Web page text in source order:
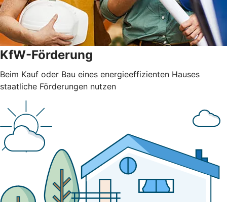
KfW-Förderung
Beim Kauf oder Bau eines energieeffizienten Hauses
staatliche Förderungen nutzen